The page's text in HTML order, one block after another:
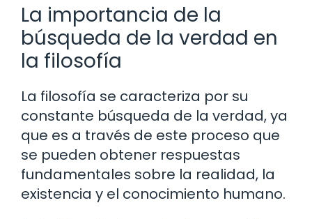
La importancia de la
búsqueda de la verdad en
la filosofía
La filosofía se caracteriza por su
constante búsqueda de la verdad, ya
que es a través de este proceso que
se pueden obtener respuestas
fundamentales sobre la realidad, la
existencia y el conocimiento humano.